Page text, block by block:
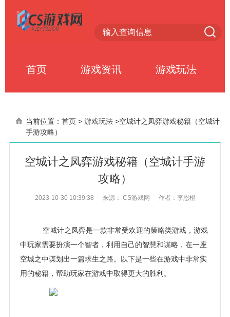
首页 游戏资讯 游戏玩法
当前位置： 首页 > 游戏玩法 >空城计之凤弈游戏秘籍（空城计
手游攻略）
空城计之凤弈游戏秘籍（空城计手游
攻略）
2023-10-30 10:39:38 来源： CS游戏网 作者：李恩橙
空城计之凤弈是一款非常受欢迎的策略类游戏，游戏
中玩家需要扮演一个智者，利用自己的智慧和谋略，在一座
空城之中谋划出一篇求生之路。以下是一些在游戏中非常实
用的秘籍，帮助玩家在游戏中取得更大的胜利。